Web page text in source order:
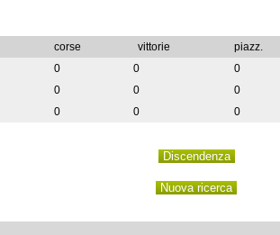
corse vittorie
piazz.
0 0
0
0 0
0
0 0 0